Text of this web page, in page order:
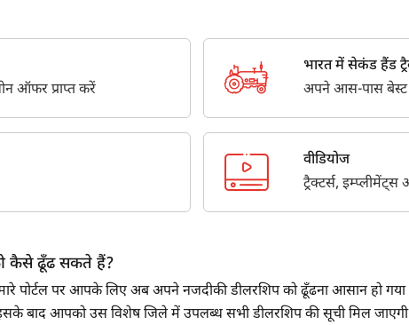
ऑफर प्राप्त करें
भारत में सेकंड हैंड
अपने आस-पास बेस्ट
वीडियोज
ट्रैक्टर्स,
कैसे ढूँढ सकते हैं?
पोर्टल पर आपके लिए अब अपने नजदीकी डीलरशिप को ढूँढना आसान हो
बाद आपको उस विशेष जिले में उपलब्ध सभी डीलरशिप की सूची मिल